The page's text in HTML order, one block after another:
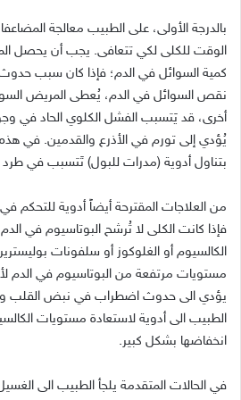
بالدرجة الأولى، على الطبيب معالجة
الوقت للكلى لكي تتعافى. يجب أن يحصل
كمية السوائل في الدم؛ فإذا كان سبب
نقص السوائل في الدم، يُعطى المريض
أخرى، قد يَتسبب الفشل الكلوي الحاد في
يُؤدي إلى تورم في الأذرع والقدمين. في هذه
بتناول أدوية (مدرات للبول) تَتسبب في طرد
من العلاجات المقترحة أيضاً أدوية للتحكم
فإذا كانت الكلى لا تُرشح البوتاسيوم في
الكالسيوم أو الغلوكوز أو سلفونات
مستويات مرتفعة من البوتاسيوم في الدم
يؤدي الى حدوث اضطراب في نبض
الطبيب الى أدوية لاستعادة مستويات
انخفاضها بشكل كبير.
في الحالات المتقدمة يلجأ الطبيب الى